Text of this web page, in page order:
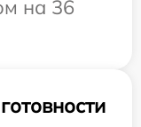
на 36